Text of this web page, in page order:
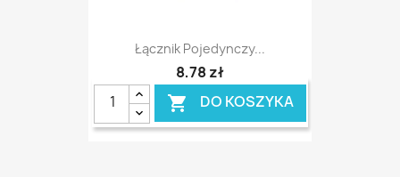
Łącznik Pojedynczy...
8,78 zł
 DO KOSZYKA